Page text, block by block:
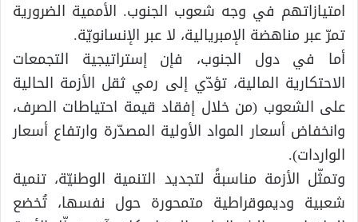
امتيازاتهم في وجه شعوب الجنوب. الأممية الضرورية
تمرّ عبر مناهضة الإمبريالية، لا عبر الإنسانويّة.
أما في دول الجنوب، فإن إستراتيجية التجمعات
الاحتكارية المالية، تؤدّي إلى رمي ثقل الأزمة الحالية
على الشعوب (من خلال إفقاد قيمة احتياطات الصرف،
وانخفاض أسعار المواد الأولية المصدّرة وارتفاع أسعار
الواردات).
وتمثّل الأزمة مناسبةً لتجديد التنمية الوطنيّة، تنمية
شعبية وديموقراطية متمحورة حول نفسها، تُخضع